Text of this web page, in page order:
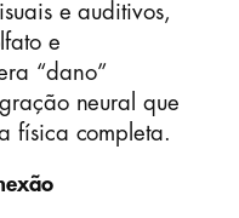
e auditivos,
e
“dano”
neural que
física completa.